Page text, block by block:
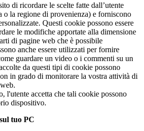
di ricordare le scelte fatte dall’utente
o la regione di provenienza) e forniscono
Questi cookie possono essere
le modifiche apportate alla dimensione
di pagine web che è possibile
anche essere utilizzati per fornire
guardare un video o i commenti su un
da questi tipi di cookie possono
in grado di monitorare la vostra attività di
l'utente accetta che tali cookie possono
dispositivo.
tuo PC